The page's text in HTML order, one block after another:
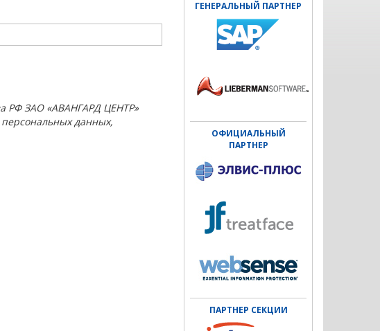
РФ ЗАО «АВАНГАРД ЦЕНТР»
данных,
ГЕНЕРАЛЬНЫЙ ПАРТНЕР
ОФИЦИАЛЬНЫЙ
ПАРТНЕР
ПАРТНЕР СЕКЦИИ